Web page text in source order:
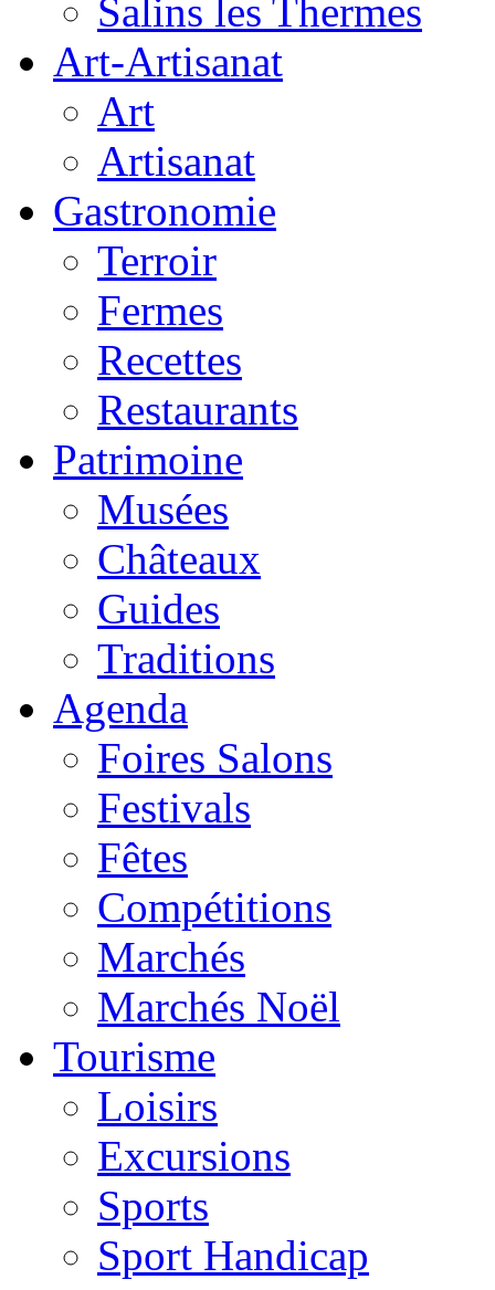
Salins les Thermes
Art-Artisanat
Art
Artisanat
Gastronomie
Terroir
Fermes
Recettes
Restaurants
Patrimoine
Musées
Châteaux
Guides
Traditions
Agenda
Foires Salons
Festivals
Fêtes
Compétitions
Marchés
Marchés Noël
Tourisme
Loisirs
Excursions
Sports
Sport Handicap